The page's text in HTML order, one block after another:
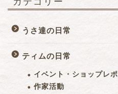
うさ達の日常
ティムの日常
イベント・ショップレポ
作家活動